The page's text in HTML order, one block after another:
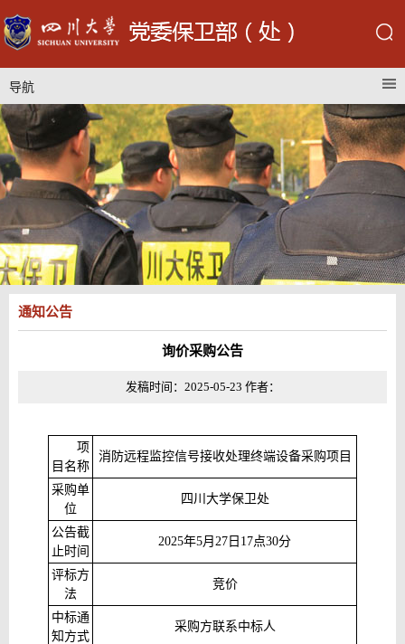
导航
通知公告
询价采购公告
发稿时间：2025-05-23 作者：
项
目名称
消防远程监控信号接收处理终端设备采购项目
采购单
位
四川大学保卫处
公告截
止时间
2025年5月 27 日 17点30分
评标方
法
竞价
中标通
知方式
采购方联系中标人